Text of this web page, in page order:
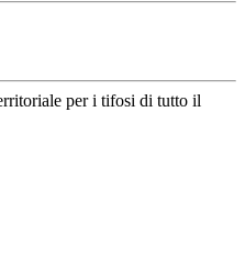
per i tifosi di tutto il